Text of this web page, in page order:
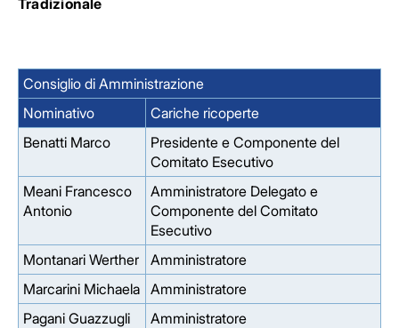
Tradizionale
Consiglio di Amministrazione
Nominativo
Cariche ricoperte
Benatti Marco
Presidente e Componente del
Comitato Esecutivo
Meani Francesco
Antonio
Amministratore Delegato e
Componente del Comitato
Esecutivo
Montanari Werther
Amministratore
Marcarini Michaela Amministratore
Pagani Guazzugli
Amministratore